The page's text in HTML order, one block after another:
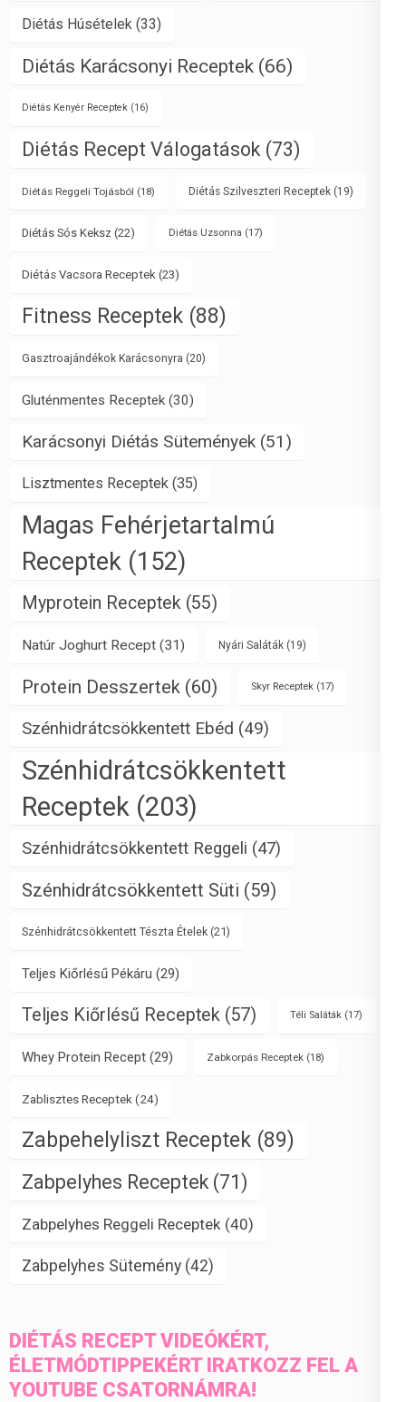
Diétás Húsételek (33)
Diétás Karácsonyi Receptek (66)
Diétás Kenyér Receptek (16)
Diétás Recept Válogatások (73)
Diétás Reggeli Tojásból (18) Diétás Szilveszteri Receptek (19)
Diétás Sós Keksz (22) Diétás Uzsonna (17)
Diétás Vacsora Receptek (23)
Fitness Receptek (88)
Gasztroajándékok Karácsonyra (20)
Gluténmentes Receptek (30)
Karácsonyi Diétás Sütemények (51)
Lisztmentes Receptek (35)
Magas Fehérjetartalmú
Receptek (152)
Myprotein Receptek (55)
Natúr Joghurt Recept (31) Nyári Saláták (19)
Protein Desszertek (60) Skyr Receptek (17)
Szénhidrátcsökkentett Ebéd (49)
Szénhidrátcsökkentett
Receptek (203)
Szénhidrátcsökkentett Reggeli (47)
Szénhidrátcsökkentett Süti (59)
Szénhidrátcsökkentett Tészta Ételek (21)
Teljes Kiőrlésű Pékáru (29)
Teljes Kiőrlésű Receptek (57) Téli Saláták (17)
Whey Protein Recept (29) Zabkorpás Receptek (18)
Zablisztes Receptek(24)
Zabpehelyliszt Receptek (89)
Zabpelyhes Receptek (71)
Zabpelyhes Reggeli Receptek (40)
Zabpelyhes Sütemény (42)
DIÉTÁS RECEPT VIDEÓKÉRT,
ÉLETMÓDTIPPEKÉRT IRATKOZZ FEL A
YOUTUBE CSATORNÁMRA!